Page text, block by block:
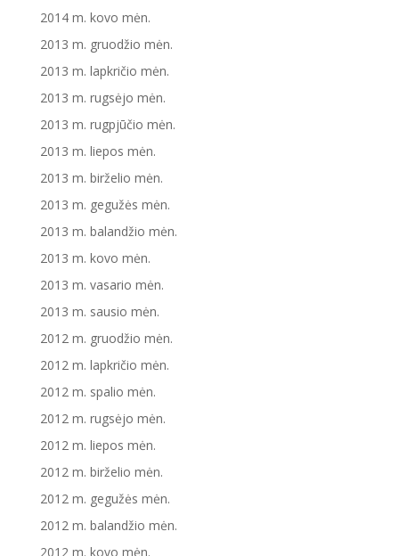
2014 m. kovo mėn.
2013 m. gruodžio mėn.
2013 m. lapkričio mėn.
2013 m. rugsėjo mėn.
2013 m. rugpjūčio mėn.
2013 m. liepos mėn.
2013 m. birželio mėn.
2013 m. gegužės mėn.
2013 m. balandžio mėn.
2013 m. kovo mėn.
2013 m. vasario mėn.
2013 m. sausio mėn.
2012 m. gruodžio mėn.
2012 m. lapkričio mėn.
2012 m. spalio mėn.
2012 m. rugsėjo mėn.
2012 m. liepos mėn.
2012 m. birželio mėn.
2012 m. gegužės mėn.
2012 m. balandžio mėn.
2012 m. kovo mėn.